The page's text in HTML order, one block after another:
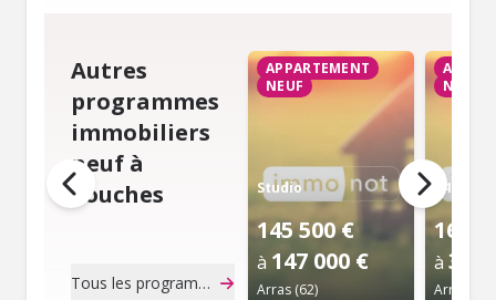
Autres
programmes
immobiliers
neuf à
Louches
Tous les programmes immobiliers neuf
APPARTEMENT
NEUF
Studio
145 500 €
à 147 000 €
Arras (62)
NEUF
T4
164
à 370
Arras (62)